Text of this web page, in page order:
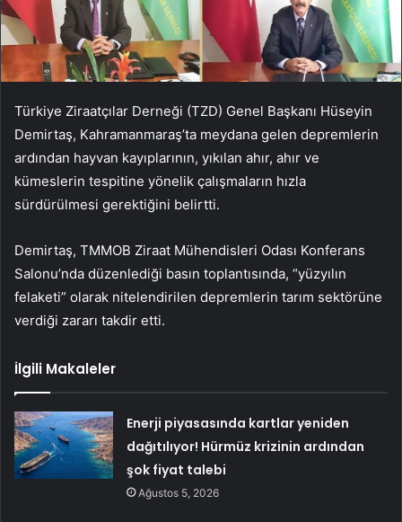
Türkiye Ziraatçılar Derneği (TZD) Genel Başkanı Hüseyin
Demirtaş, Kahramanmaraş’ta meydana gelen depremlerin
ardından hayvan kayıplarının, yıkılan ahır, ahır ve
kümeslerin tespitine yönelik çalışmaların hızla
sürdürülmesi gerektiğini belirtti.
Demirtaş, TMMOB Ziraat Mühendisleri Odası Konferans
Salonu’nda düzenlediği basın toplantısında, “yüzyılın
felaketi” olarak nitelendirilen depremlerin tarım sektörüne
verdiği zararı takdir etti.
İlgili Makaleler
Enerji piyasasında kartlar yeniden
dağıtılıyor! Hürmüz krizinin ardından
şok fiyat talebi
Ağustos 5, 2026